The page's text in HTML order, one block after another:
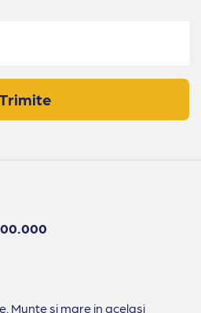
Munte si mare in acelasi